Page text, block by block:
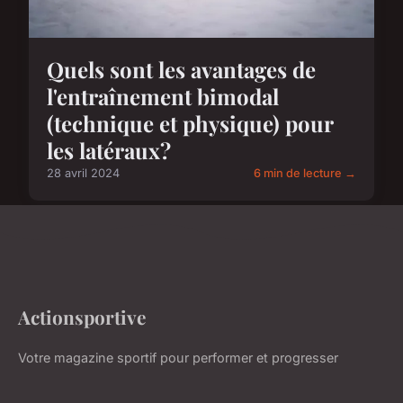
Quels sont les avantages de
l'entraînement bimodal
(technique et physique) pour
les latéraux?
28 avril 2024 6 min de lecture →
Actionsportive
Votre magazine sportif pour performer et progresser